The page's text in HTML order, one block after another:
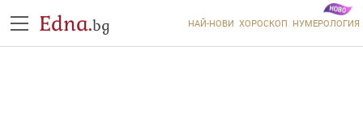
Edna.bg НАЙ-НОВИ ХОРОСКОП НУМЕРОЛОГИЯ